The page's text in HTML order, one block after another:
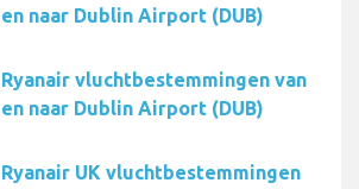
en naar Dublin Airport (DUB)
Ryanair vluchtbestemmingen van
en naar Dublin Airport (DUB)
Ryanair UK vluchtbestemmingen